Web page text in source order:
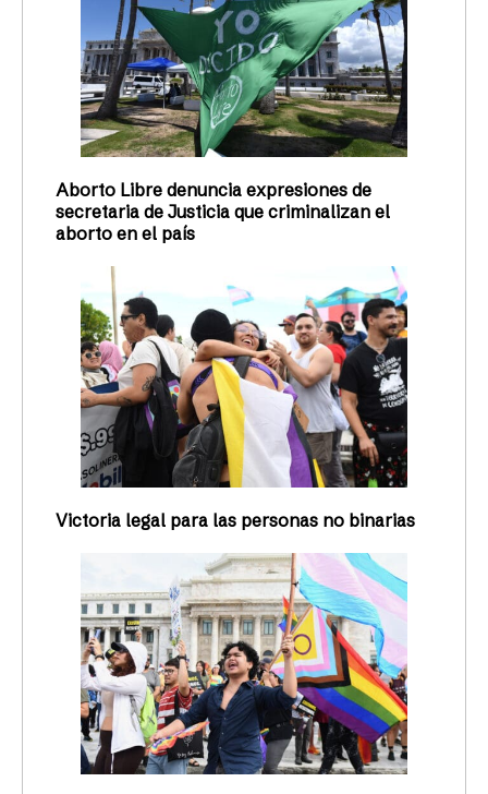
Aborto Libre denuncia expresiones de
secretaria de Justicia que criminalizan el
aborto en el país
Victoria legal para las personas no binarias